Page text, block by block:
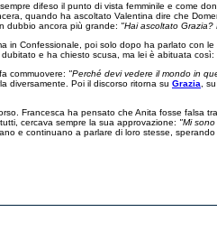
difeso il punto di vista femminile e come
quando ha ascoltato Valentina dire che
dubbio ancora più grande: "Hai ascoltato
in Confessionale, poi solo dopo ha parlato con
e ha chiesto scusa, ma lei è abituata così:
commuovere: "Perché devi vedere il mondo in
diversamente. Poi il discorso ritorna su Grazia,
Francesca ha pensato che Anita fosse falsa
cercava sempre la sua approvazione: "Mi
e continuano a parlare di loro stesse,